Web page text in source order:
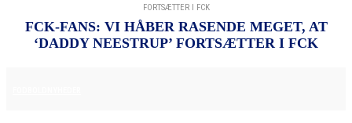
FORTSÆTTER I FCK
FCK-FANS: VI HÅBER RASENDE MEGET, AT
‘DADDY NEESTRUP’ FORTSÆTTER I FCK